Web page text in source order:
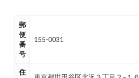
郵
便
番
号
155-0031
住